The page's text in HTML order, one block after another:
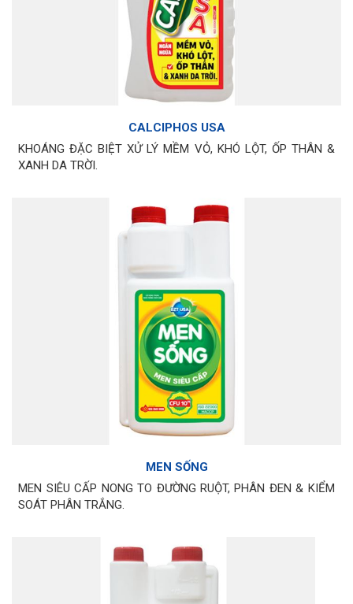
CALCIPHOS USA
KHOÁNG ĐẶC BIỆT XỬ LÝ MỀM VỎ, KHÓ LỘT, ỐP THÂN &
XANH DA TRỜI.
MEN SỐNG
MEN SIÊU CẤP NONG TO ĐƯỜNG RUỘT, PHÂN ĐEN & KIỂM
SOÁT PHÂN TRẮNG.